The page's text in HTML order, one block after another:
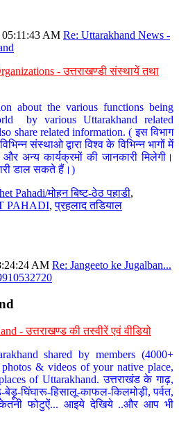
AM Re: Uttarakhand News -
- उत्तराखण्डी संस्थायें तथा
about the various functions being
by various Uttarakhand related
share related information. ( इस विभाग
संस्थाओ द्वारा विश्व के विभिन्न भागों में
अन्य कार्यक्रमों की जानकारी मिलेगी।
डाल सकते हैं।)
Pahadi/मोहन बिष्ट-ठेठ पहाडी,
PAHADI,प्रहलाद तडियाल
AM Re: Jangeeto ke Jugalban...
- उत्तराखण्ड की तस्वीरें एवं वीडियो
shared by members (4000+
& videos of your native place,
of Uttarakhand. उत्तराखंड के गाढ़,
घिंघारू-हिसालू-काफल-किलमोड़ी, पर्वत,
फोटुऐं... आइये देखिये ..और आप भी